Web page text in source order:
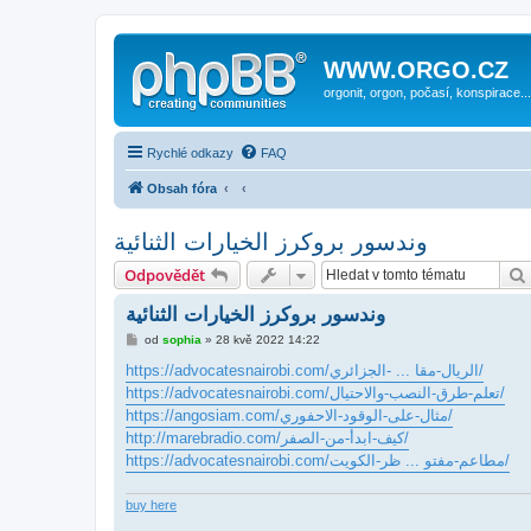
WWW.ORGO.CZ
orgonit, orgon, počasí, konspirace...
Rychlé odkazy FAQ
Obsah fóra
وندسور بروكرز الخيارات الثنائية
Odpovědět
وندسور بروكرز الخيارات الثنائية
P
í
s
p
ě
v
e
k
od sophia » 28 kvě 2022 14:22
https://advocatesnairobi.com/الريال-مقا ... -الجزائري/
https://advocatesnairobi.com/تعلم-طرق-النصب-والاحتيال/
https://angosiam.com/مثال-على-الوقود-الاحفوري/
http://marebradio.com/كيف-ابدأ-من-الصفر/
https://advocatesnairobi.com/مطاعم-مفتو ... ظر-الكويت/
buy here